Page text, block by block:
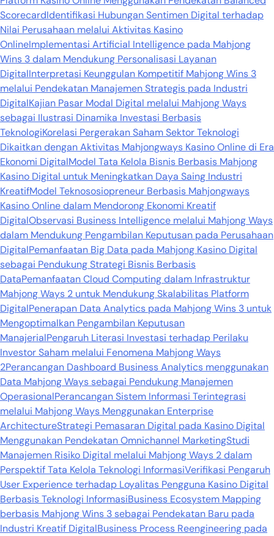
ScorecardIdentifikasi Hubungan Sentimen Digital terhadap
Nilai Perusahaan melalui Aktivitas Kasino
OnlineImplementasi Artificial Intelligence pada Mahjong
Wins 3 dalam Mendukung Personalisasi Layanan
DigitalInterpretasi Keunggulan Kompetitif Mahjong Wins 3
melalui Pendekatan Manajemen Strategis pada Industri
DigitalKajian Pasar Modal Digital melalui Mahjong Ways
sebagai Ilustrasi Dinamika Investasi Berbasis
TeknologiKorelasi Pergerakan Saham Sektor Teknologi
Dikaitkan dengan Aktivitas Mahjongways Kasino Online di Era
Ekonomi DigitalModel Tata Kelola Bisnis Berbasis Mahjong
Kasino Digital untuk Meningkatkan Daya Saing Industri
KreatifModel Teknososiopreneur Berbasis Mahjongways
Kasino Online dalam Mendorong Ekonomi Kreatif
DigitalObservasi Business Intelligence melalui Mahjong Ways
dalam Mendukung Pengambilan Keputusan pada Perusahaan
DigitalPemanfaatan Big Data pada Mahjong Kasino Digital
sebagai Pendukung Strategi Bisnis Berbasis
DataPemanfaatan Cloud Computing dalam Infrastruktur
Mahjong Ways 2 untuk Mendukung Skalabilitas Platform
DigitalPenerapan Data Analytics pada Mahjong Wins 3 untuk
Mengoptimalkan Pengambilan Keputusan
ManajerialPengaruh Literasi Investasi terhadap Perilaku
Investor Saham melalui Fenomena Mahjong Ways
2Perancangan Dashboard Business Analytics menggunakan
Data Mahjong Ways sebagai Pendukung Manajemen
OperasionalPerancangan Sistem Informasi Terintegrasi
melalui Mahjong Ways Menggunakan Enterprise
ArchitectureStrategi Pemasaran Digital pada Kasino Digital
Menggunakan Pendekatan Omnichannel MarketingStudi
Manajemen Risiko Digital melalui Mahjong Ways 2 dalam
Perspektif Tata Kelola Teknologi InformasiVerifikasi Pengaruh
User Experience terhadap Loyalitas Pengguna Kasino Digital
Berbasis Teknologi InformasiBusiness Ecosystem Mapping
berbasis Mahjong Wins 3 sebagai Pendekatan Baru pada
Industri Kreatif DigitalBusiness Process Reengineering pada